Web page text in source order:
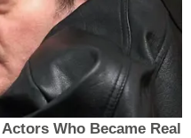
Who Became Real